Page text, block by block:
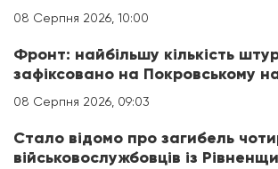
08 Серпня 2026, 10:00
Фронт: найбільшу кількість
зафіксовано на Покровському
08 Серпня 2026, 09:03
Стало відомо про загибель
військовослужбовців із